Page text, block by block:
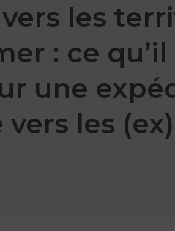
les
: ce
une
les (ex)
linkedin
sur Twitter
nous sur